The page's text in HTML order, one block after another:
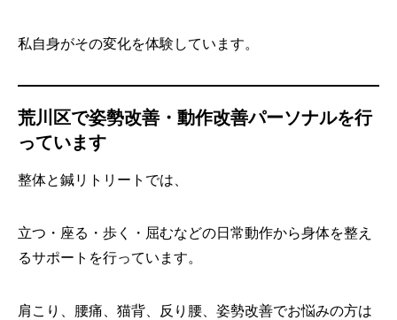
私自身がその変化を体験しています。
荒川区で姿勢改善・動作改善パーソナルを行
っています
整体と鍼リトリートでは、
立つ・座る・歩く・屈むなどの日常動作から身体を整え
るサポートを行っています。
肩こり、腰痛、猫背、反り腰、姿勢改善でお悩みの方は